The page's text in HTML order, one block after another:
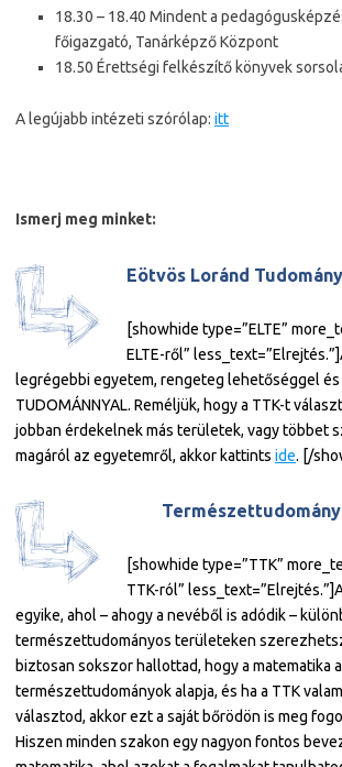
18.30 – 18.40 Mindent a
főigazgató, Tanárképző Központ
18.50 Érettségi felkészítő könyvek
A legújabb intézeti szórólap: itt
Ismerj meg minket:
Eötvös Loránd
[showhide type=”ELTE”
ELTE-ről” less_text=”Elrejtés.”]
legrégebbi egyetem, rengeteg lehetőséggel
TUDOMÁNNYAL. Reméljük, hogy a TTK-t
jobban érdekelnek más területek, vagy többet
magáról az egyetemről, akkor kattints ide. [/
[showhide type=”TTK”
TTK-ról” less_text=”Elrejtés.”]
egyike, ahol – ahogy a nevéből is adódik –
természettudományos területeken
biztosan sokszor hallottad, hogy a matematika a
természettudományok alapja, és ha a TTK
választod, akkor ezt a saját bőrödön is meg
Hiszen minden szakon egy nagyon fontos